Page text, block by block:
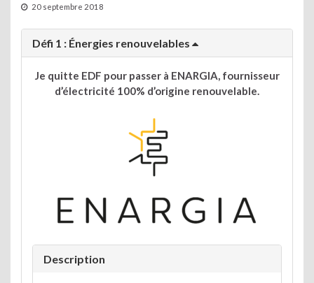
20 septembre 2018
Défi 1 : Énergies renouvelables
Je quitte EDF pour passer à ENARGIA, fournisseur
d’électricité 100% d’origine renouvelable.
Description